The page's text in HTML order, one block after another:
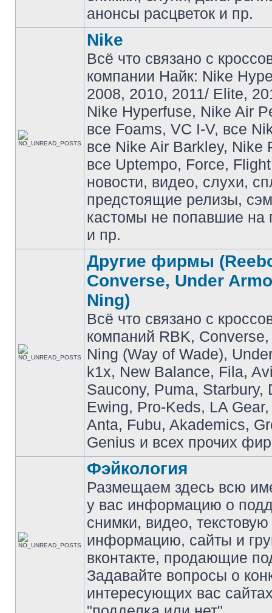
анонсы расцветок и пр.
Nike
Всё что связано с
компании Найк: Nike
2008, 2010, 2011/ Elite,
Nike Hyperfuse, Nike Air
все Foams, VC I-V, все
все Nike Air Barkley, Nike
все Uptempo, Force,
новости, видео, слухи,
предстоящие релизы,
кастомы не попавшие на
и пр.
Другие фирмы
Converse, Under
Ning)
Всё что связано с
компаний RBK,
Ning (Way of Wade),
k1x, New Balance, Fila,
Saucony, Puma, Starbury,
Ewing, Pro-Keds, LA
Anta, Fubu, Akademics,
Genius и всех прочих
Фэйкология
Размещаем здесь всю
у вас информацию о
снимки, видео, текстовую
информацию, сайты и
вконтакте, продающие
Задавайте вопросы о
интересующих вас